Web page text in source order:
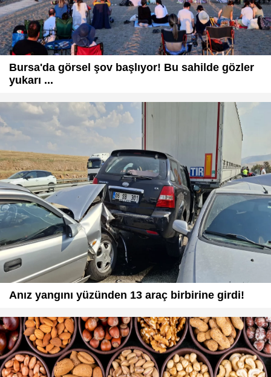
Bursa'da görsel şov başlıyor! Bu sahilde gözler
yukarı ...
Anız yangını yüzünden 13 araç birbirine girdi!